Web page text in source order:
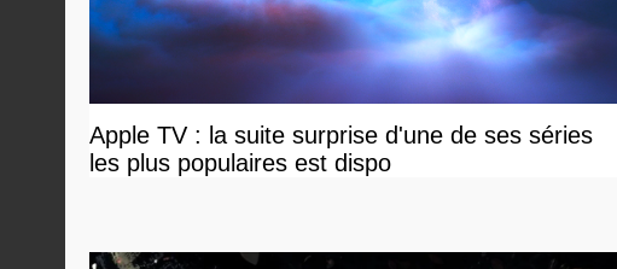
Apple TV : la suite surprise d'une de ses séries
les plus populaires est dispo